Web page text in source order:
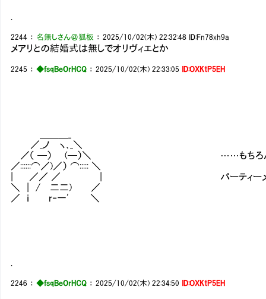
2244 ： 名無しさん＠狐板 ：2025/10/02(木) 22:32:48 ID:Fn78xh9a
メアリとの結婚式は無しでオリヴィエとか
2245 ：◆fsqBeOrHCQ ：2025/10/02(木) 22:33:05 ID:OXKtP5EH
／_ノ ヽ､_＼
／（ ─） (─）＼ ……もちろん、その
／::::::⌒／)／） ⌒::::: ＼
| ／／ ／ | パーティーメンバーはま
＼ | / 二二) ／
／ ｉ r‐一' ＼
2246 ：◆fsqBeOrHCQ ：2025/10/02(木) 22:34:50 ID:OXKtP5EH